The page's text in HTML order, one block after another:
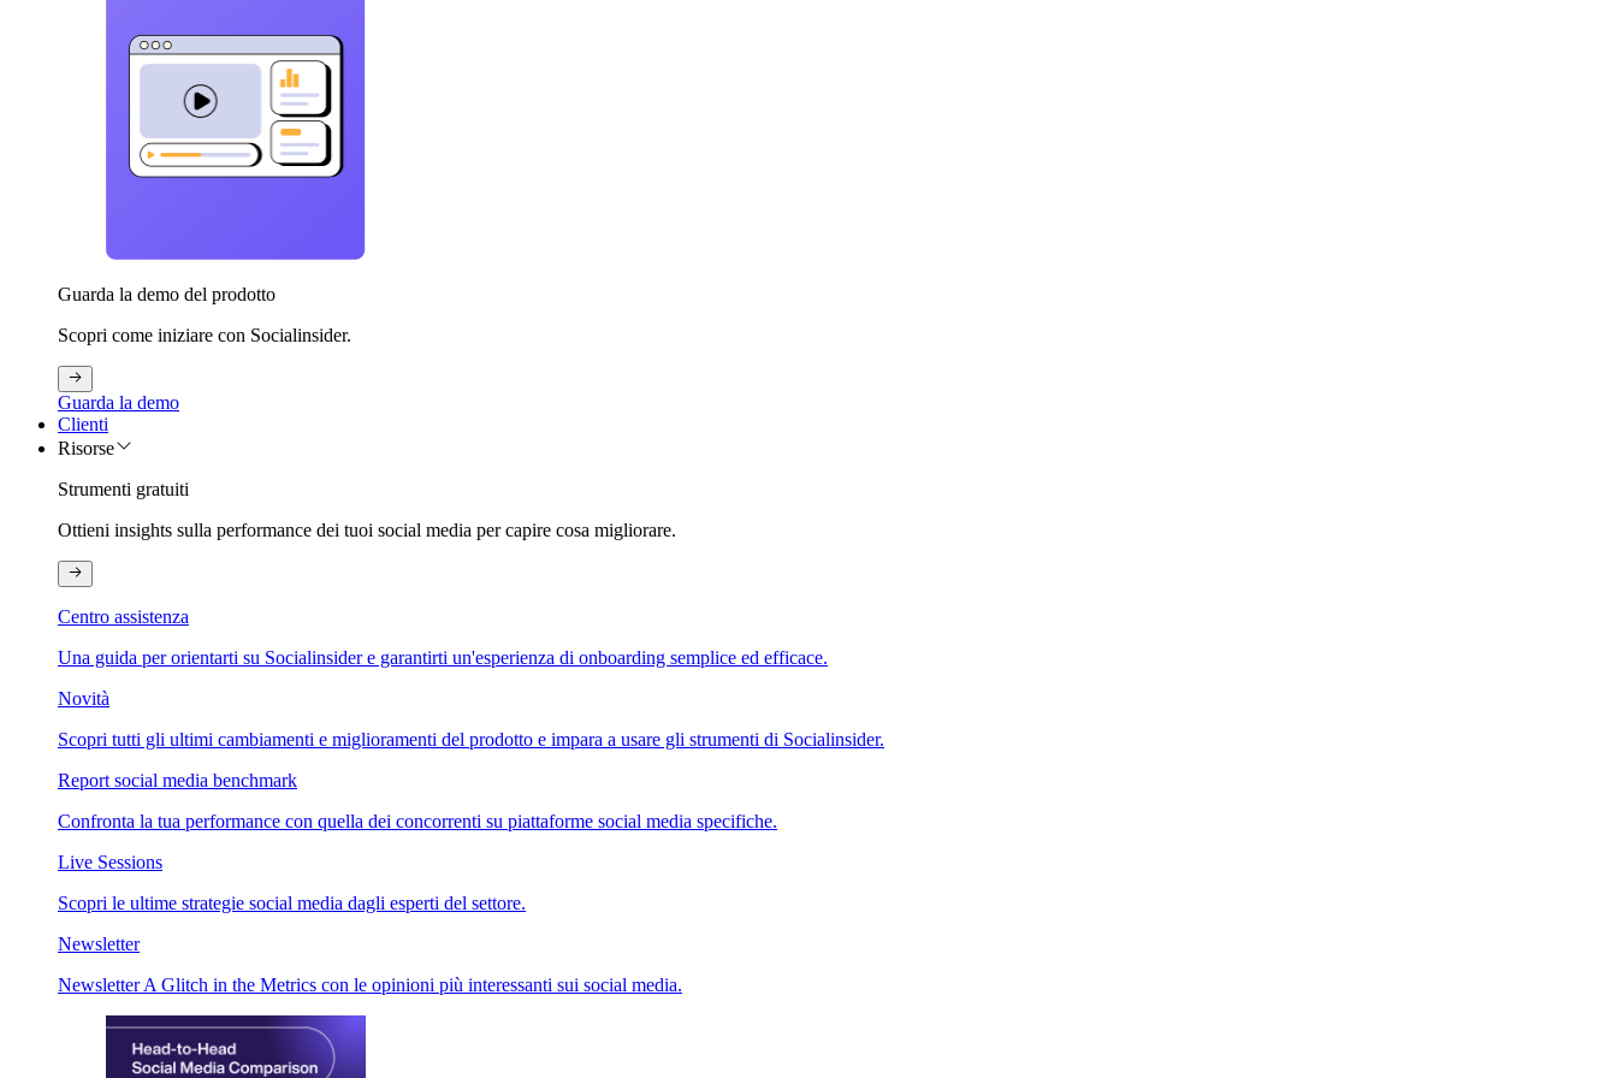
Guarda la demo del prodotto
Scopri come iniziare con Socialinsider.
Guarda la demo
Clienti
Risorse
Strumenti gratuiti
Ottieni insights sulla performance dei tuoi social media per capire cosa migliorare.
Centro assistenza
Una guida per orientarti su Socialinsider e garantirti un'esperienza di onboarding semplice ed efficace.
Novità
Scopri tutti gli ultimi cambiamenti e miglioramenti del prodotto e impara a usare gli strumenti di Socialinsider.
Report social media benchmark
Confronta la tua performance con quella dei concorrenti su piattaforme social media specifiche.
Live Sessions
Scopri le ultime strategie social media dagli esperti del settore.
Newsletter
Newsletter A Glitch in the Metrics con le opinioni più interessanti sui social media.